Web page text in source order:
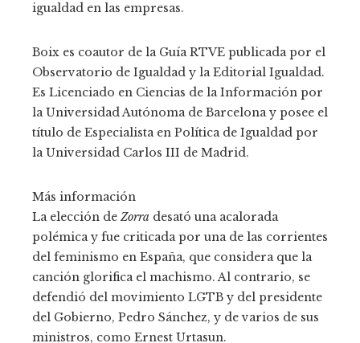
igualdad en las empresas.
Boix es coautor de la Guía RTVE publicada por el
Observatorio de Igualdad y la Editorial Igualdad.
Es Licenciado en Ciencias de la Información por
la Universidad Autónoma de Barcelona y posee el
título de Especialista en Política de Igualdad por
la Universidad Carlos III de Madrid.
Más información
La elección de Zorra desató una acalorada
polémica y fue criticada por una de las corrientes
del feminismo en España, que considera que la
canción glorifica el machismo. Al contrario, se
defendió del movimiento LGTB y del presidente
del Gobierno, Pedro Sánchez, y de varios de sus
ministros, como Ernest Urtasun.